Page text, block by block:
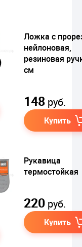
Ложка с
нейлоновая,
резиновая
см
148 руб.
Купить
Рукавица
термостойкая
220 руб.
Купить